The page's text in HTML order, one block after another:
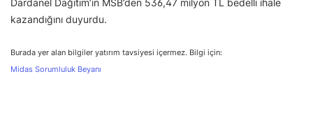
Dardanel Dağıtım’ın MSB’den 536,47 milyon TL bedelli ihale
kazandığını duyurdu.
Burada yer alan bilgiler yatırım tavsiyesi içermez. Bilgi için:
Midas Sorumluluk Beyanı